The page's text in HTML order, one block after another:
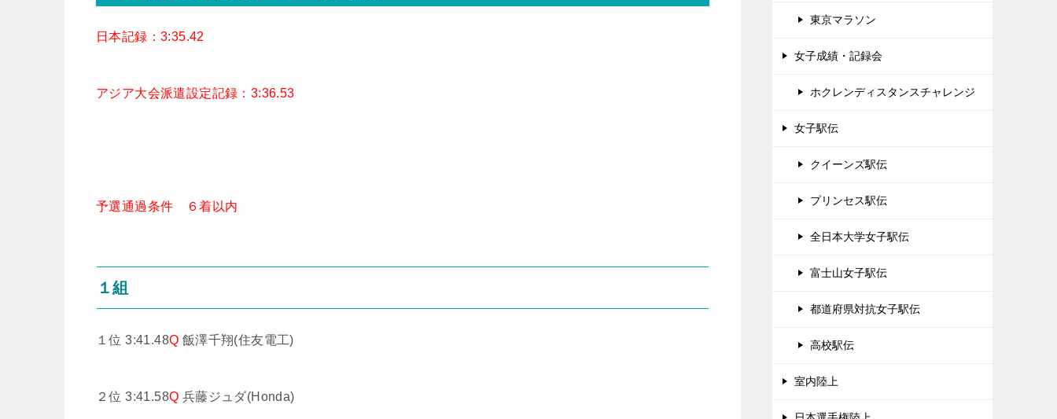
日本記録：3:35.42
アジア大会派遣設定記録：3:36.53
予選通過条件 ６着以内
１組
１位 3:41.48Q 飯澤千翔(住友電工)
２位 3:41.58Q 兵藤ジュダ(Honda)
東京マラソン
女子成績・記録会
ホクレンディスタンスチャレンジ
女子駅伝
クイーンズ駅伝
プリンセス駅伝
全日本大学女子駅伝
富士山女子駅伝
都道府県対抗女子駅伝
高校駅伝
室内陸上